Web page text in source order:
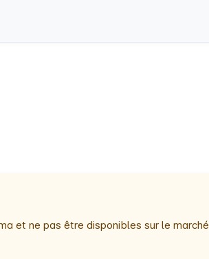
et ne pas être disponibles sur le marché